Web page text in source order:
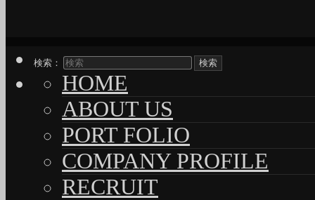
検索：
HOME
ABOUT US
PORT FOLIO
COMPANY PROFILE
RECRUIT